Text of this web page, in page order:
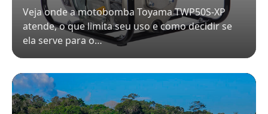
Veja onde a motobomba Toyama TWP50S-XP
atende, o que limita seu uso e como decidir se
ela serve para o…